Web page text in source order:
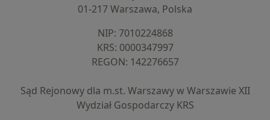
01-217 Warszawa, Polska
NIP: ⁠7010224868
KRS: ⁠0000347997
REGON: ⁠142276657
Sąd Rejonowy dla m.st. Warszawy w Warszawie XII
Wydział Gospodarczy KRS